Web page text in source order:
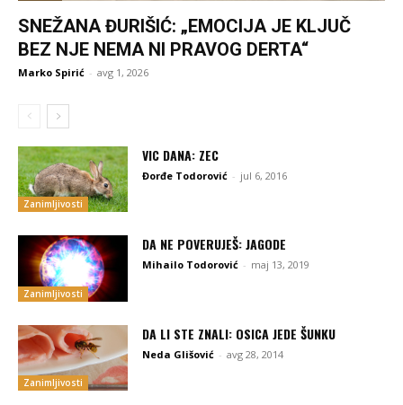
SNEŽANA ĐURIŠIĆ: „EMOCIJA JE KLJUČ
BEZ NJE NEMA NI PRAVOG DERTA“
Marko Spirić - avg 1, 2026
Zanimljivosti
VIC DANA: ZEC
Đorđe Todorović - jul 6, 2016
Zanimljivosti
DA NE POVERUJEŠ: JAGODE
Mihailo Todorović - maj 13, 2019
Zanimljivosti
DA LI STE ZNALI: OSICA JEDE ŠUNKU
Neda Glišović - avg 28, 2014